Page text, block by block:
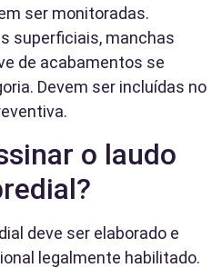
ser monitoradas.
superficiais, manchas
de acabamentos se
Devem ser incluídas no
o laudo
deve ser elaborado e
legalmente habilitado.